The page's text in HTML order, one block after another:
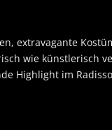
extravagante
wie künstlerisch
Highlight im